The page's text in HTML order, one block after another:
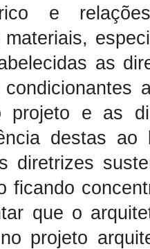
e
as
projeto e as
destas
diretrizes
ficando
que o
projeto